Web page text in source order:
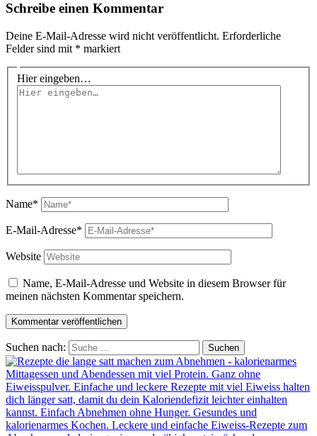
Schreibe einen Kommentar
Deine E-Mail-Adresse wird nicht veröffentlicht. Erforderliche
Felder sind mit * markiert
Hier eingeben…
Name*
E-Mail-Adresse*
Website
Name, E-Mail-Adresse und Website in diesem Browser für
meinen nächsten Kommentar speichern.
Suchen nach: